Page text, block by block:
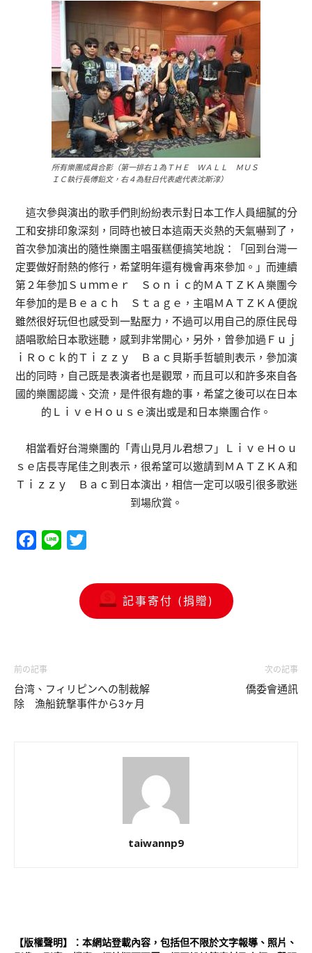
所有樂團成員合影（第一排右１為ＴＨＥ ＷＡＬＬ ＭＵＳ
ＩＣ執行長傅鉛文，右４為駐日代表處代表沈斯淳）
這次參與演出的歌手們則紛紛表示對日本工作人員細膩的分
工和安排印象深刻，同時也被日本這兩天炎熱的天氣嚇到了，
首次參加演出的隨性樂團主唱蛋糕便搞笑地說：「回到台灣一
定要做好耐熱的修行，希望明年還有機會再來參加。」而連續
第２年參加Ｓｕｍｍｅｒ Ｓｏｎｉｃ的ＭＡＴＺＫＡ樂團今
年參加的是Ｂｅａｃｈ Ｓｔａｇｅ，主唱ＭＡＴＺＫＡ便說
雖然很好玩但也感受到一點壓力，不過可以用自己的原住民母
語唱歌給日本歌迷聽，感到非常開心，另外，曾參加過Ｆｕｊ
ｉＲｏｃｋ的Ｔｉｚｚｙ Ｂａｃ貝斯手哲毓則表示，參加演
出的同時，自己既是表演者也是觀眾，而且可以和許多來自各
國的樂團認識、交流，是件很有趣的事，希望之後可以在日本
的ＬｉｖｅＨｏｕｓｅ演出或是和日本樂團合作。
相當看好台灣樂團的「青山見月ル君想フ」ＬｉｖｅＨｏｕ
ｓｅ店長寺尾佳之則表示，很希望可以邀請到ＭＡＴＺＫＡ和
Ｔｉｚｚｙ Ｂａｃ到日本演出，相信一定可以吸引很多歌迷
到場欣賞。
Facebook
Line
記事寄付 (捐贈)
前の記事
台湾、フィリピンへの制裁解
除 漁船銃撃事件から3ヶ月
次の記事
僑委會通訊
taiwannp9
【版權聲明】：本網站登載內容，包括但不限於文字報導、照片、